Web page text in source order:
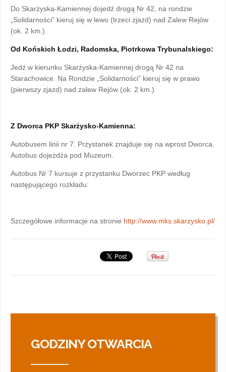
Do Skarżyska-Kamiennej dojedź drogą Nr 42, na rondzie
„Solidarności” kieruj się w lewo (trzeci zjazd) nad Zalew Rejów
(ok. 2 km.)
Od Końskich Łodzi, Radomska, Piotrkowa Trybunalskiego:
Jedź w kierunku Skarżyska-Kamiennej drogą Nr 42 na
Starachowice. Na Rondzie „Solidarności” kieruj się w prawo
(pierwszy zjazd) nad zalew Rejów (ok. 2 km.)
Z Dworca PKP Skarżysko-Kamienna:
Autobusem linii nr 7. Przystanek znajduje się na wprost Dworca.
Autobus dojeżdża pod Muzeum.
Autobus Nr 7 kursuje z przystanku Dworzec PKP według
następującego rozkładu:
Szczegółowe informacje na stronie http://www.mks.skarzysko.pl/
GODZINY OTWARCIA